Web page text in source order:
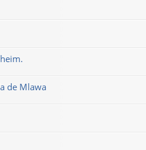
de Mlawa